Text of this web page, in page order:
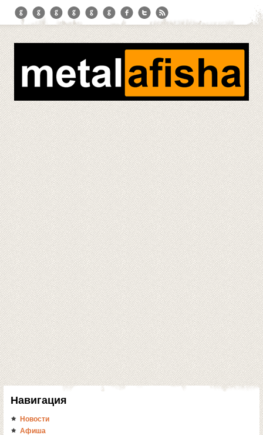
Навигация
Новости
Афиша